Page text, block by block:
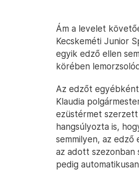
Ám a levelet
Kecskeméti Junior
egyik edző ellen
körében
Az edzőt
Klaudia
ezüstérmet
hangsúlyozta is,
semmilyen, az
az adott
pedig